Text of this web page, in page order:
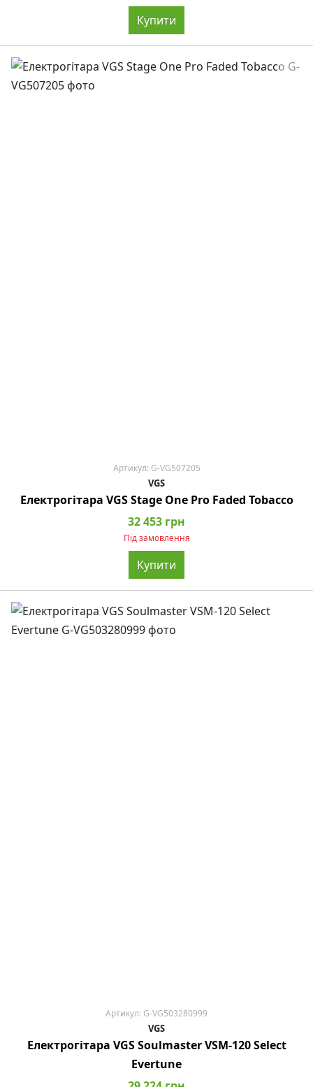
Купити
Артикул: G-VG507205
VGS
Електрогітара VGS Stage One Pro Faded Tobacco
32 453 грн
Під замовлення
Купити
Артикул: G-VG503280999
VGS
Електрогітара VGS Soulmaster VSM-120 Select
Evertune